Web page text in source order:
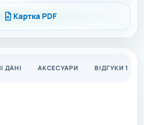
Картка PDF
ДАНІ АКСЕСУАРИ ВІДГУКИ 1